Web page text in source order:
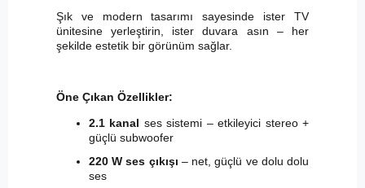
Şık ve modern tasarımı sayesinde ister TV
ünitesine yerleştirin, ister duvara asın – her
şekilde estetik bir görünüm sağlar.
Öne Çıkan Özellikler:
2.1 kanal ses sistemi – etkileyici stereo +
güçlü subwoofer
220 W ses çıkışı – net, güçlü ve dolu dolu
ses